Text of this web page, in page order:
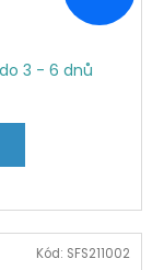
3 - 6 dnů
Kód: SFS211002